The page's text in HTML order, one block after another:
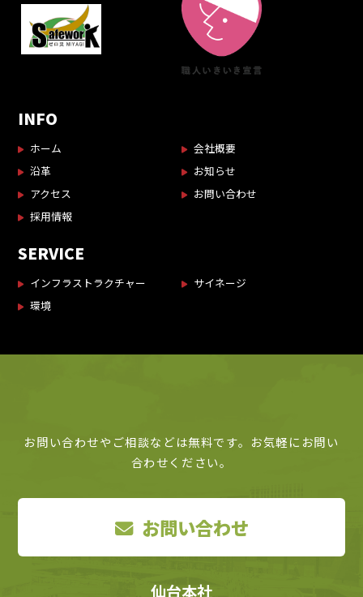
INFO
ホーム
会社概要
沿革
お知らせ
アクセス
お問い合わせ
採用情報
SERVICE
インフラストラクチャー
サイネージ
環境
お問い合わせやご相談などは無料です。お気軽にお問い
合わせください。
お問い合わせ
仙台本社